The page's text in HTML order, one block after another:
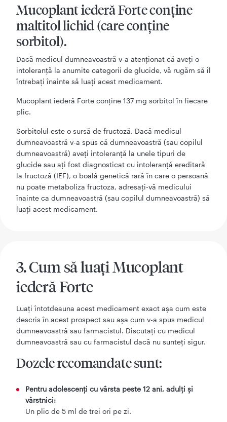
Mucoplant iederă Forte conţine
maltitol lichid (care conține
sorbitol).
Dacă medicul dumneavoastră v-a atenționat că aveți o
intoleranță la anumite categorii de glucide, vă rugăm să îl
întrebați înainte să luați acest medicament.
Mucoplant iederă Forte conține 137 mg sorbitol în fiecare
plic.
Sorbitolul este o sursă de fructoză. Dacă medicul
dumneavoastră v-a spus că dumneavoastră (sau copilul
dumneavoastră) aveți intoleranță la unele tipuri de
glucide sau ați fost diagnosticat cu intoleranță ereditară
la fructoză (IEF), o boală genetică rară în care o persoană
nu poate metaboliza fructoza, adresați-vă medicului
înainte ca dumneavoastră (sau copilul dumneavoastră) să
luați acest medicament.
3. Cum să luaţi Mucoplant
iederă Forte
Luaţi întotdeauna acest medicament exact aşa cum este
descris în acest prospect sau aşa cum v-a spus medicul
dumneavoastră sau farmacistul. Discutaţi cu medicul
dumneavoastră sau cu farmacistul dacă nu sunteţi sigur.
Dozele recomandate sunt:
Pentru adolescenți cu vârsta peste 12 ani, adulți și
vârstnici:
Un plic de 5 ml de trei ori pe zi.